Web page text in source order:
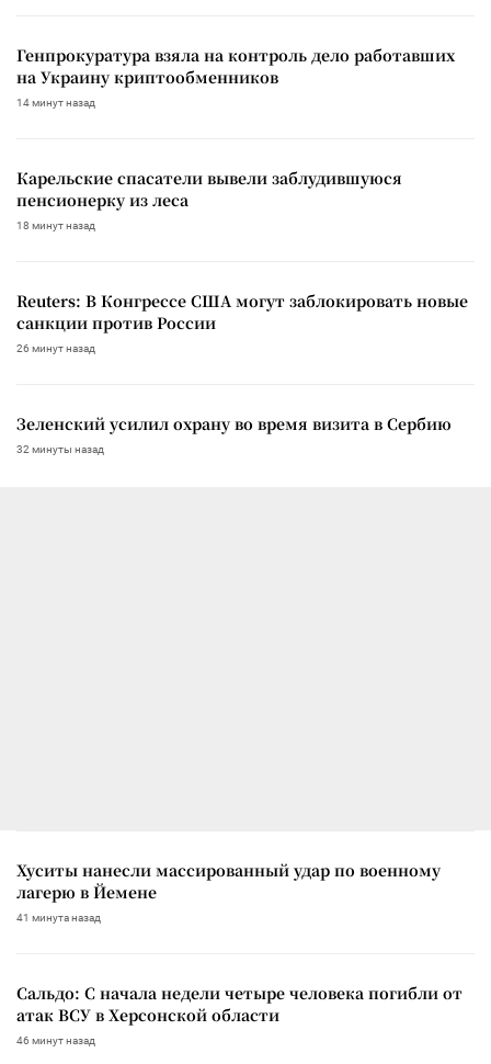
Генпрокуратура взяла на контроль дело работавших
на Украину криптообменников
14 минут назад
Карельские спасатели вывели заблудившуюся
пенсионерку из леса
18 минут назад
Reuters: В Конгрессе США могут заблокировать новые
санкции против России
26 минут назад
Зеленский усилил охрану во время визита в Сербию
32 минуты назад
Хуситы нанесли массированный удар по военному
лагерю в Йемене
41 минута назад
Сальдо: С начала недели четыре человека погибли от
атак ВСУ в Херсонской области
46 минут назад